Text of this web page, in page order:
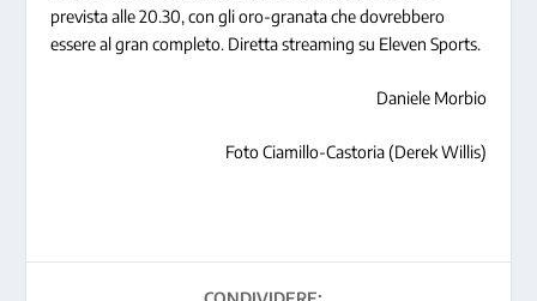
prevista alle 20.30, con gli oro-granata che dovrebbero
essere al gran completo. Diretta streaming su Eleven Sports.
Daniele Morbio
Foto Ciamillo-Castoria (Derek Willis)